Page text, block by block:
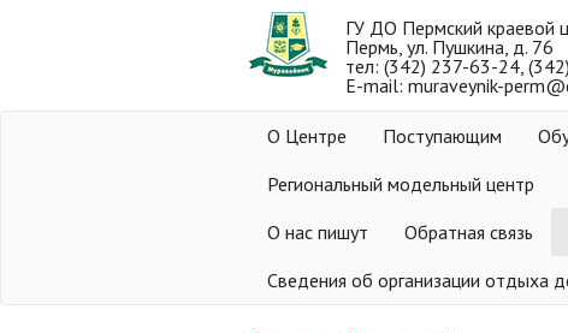
ГУ ДО Пермский краевой
Пермь, ул. Пушкина, д. 76
тел: (342) 237-63-24,
E-mail: muraveynik-
О Центре Поступающим
Региональный модельный центр
О нас пишут
Обратная связь
Сведения об организации отдыха